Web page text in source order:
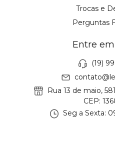
Trocas e
Perguntas
Entre
(19)
Rua 13 de maio,
CEP:
Seg a Sexta: